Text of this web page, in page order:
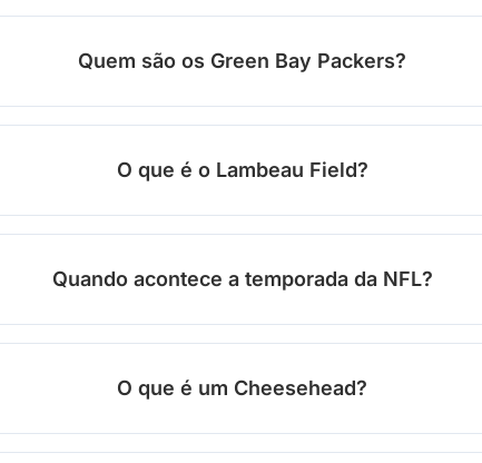
Quem são os Green Bay Packers?
O que é o Lambeau Field?
Quando acontece a temporada da NFL?
O que é um Cheesehead?